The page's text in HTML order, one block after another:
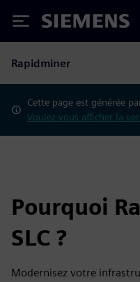
Siemens
Rapidminer
Cette page est générée
Voulez-vous afficher la
Pourquoi
SLC ?
Modernisez votre